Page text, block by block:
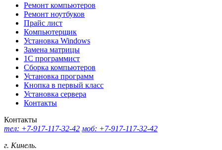
Ремонт компьютеров
Ремонт ноутбуков
Прайс лист
Компьютерщик
Установка Windows
Замена матрицы
1C программист
Сборка компьютеров
Установка программ
Кнопка в первый класс
Установка сервера
Контакты
Контакты
тел: +7-917-117-32-42 моб: +7-917-117-32-42
г. Кинель.